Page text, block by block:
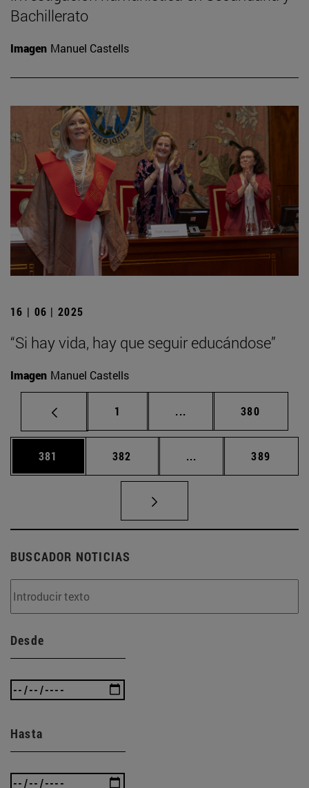
Bachillerato
Imagen Manuel Castells
16 | 06 | 2025
“Si hay vida, hay que seguir educándose”
Imagen Manuel Castells
Página
1 ... Páginas intermedias
Página
380
Página
381 Página
382 ... Páginas intermedias
Página
389
BUSCADOR NOTICIAS
Desde
Hasta